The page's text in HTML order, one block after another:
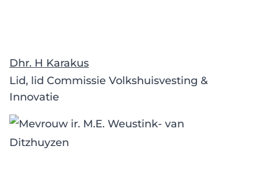
Dhr. H Karakus
Lid, lid Commissie Volkshuisvesting &
Innovatie